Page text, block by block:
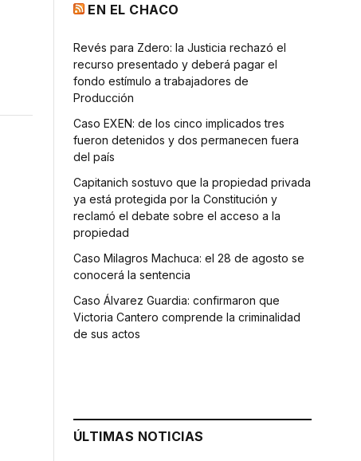
EN EL CHACO
Revés para Zdero: la Justicia rechazó el
recurso presentado y deberá pagar el
fondo estímulo a trabajadores de
Producción
Caso EXEN: de los cinco implicados tres
fueron detenidos y dos permanecen fuera
del país
Capitanich sostuvo que la propiedad privada
ya está protegida por la Constitución y
reclamó el debate sobre el acceso a la
propiedad
Caso Milagros Machuca: el 28 de agosto se
conocerá la sentencia
Caso Álvarez Guardia: confirmaron que
Victoria Cantero comprende la criminalidad
de sus actos
ÚLTIMAS NOTICIAS